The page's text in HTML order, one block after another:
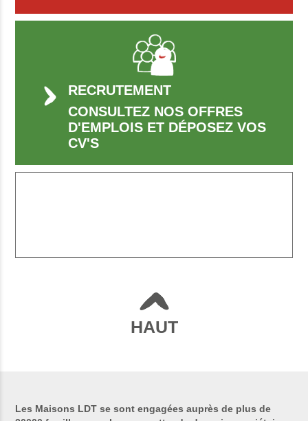
RECRUTEMENT
CONSULTEZ NOS OFFRES
D'EMPLOIS ET DÉPOSEZ VOS
CV'S
HAUT
Les Maisons LDT se sont engagées auprès de plus de